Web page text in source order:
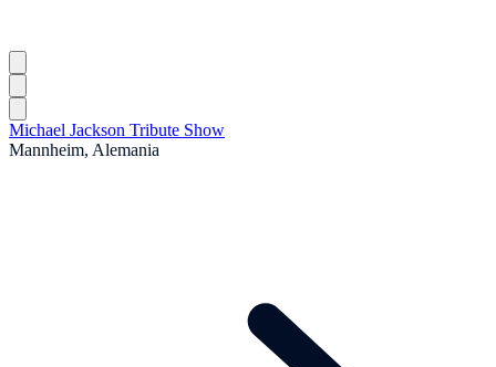
Michael Jackson Tribute Show
Mannheim, Alemania